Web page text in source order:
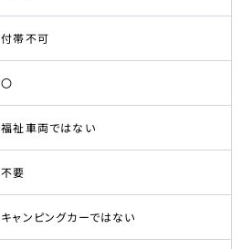
付帯不可
〇
福祉車両ではない
不要
キャンピングカーではない